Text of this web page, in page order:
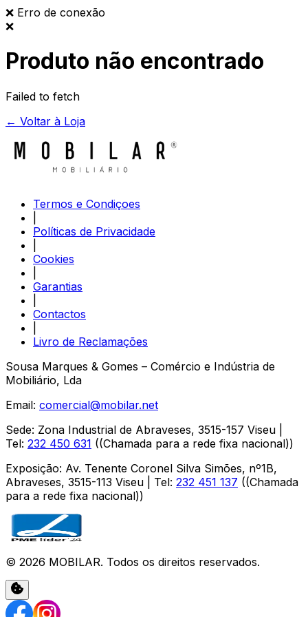
❌ Erro de conexão
❌
Produto não encontrado
Failed to fetch
← Voltar à Loja
Termos e Condiçoes
Políticas de Privacidade
Cookies
Garantias
Contactos
Livro de Reclamações
Sousa Marques & Gomes – Comércio e Indústria de
Mobiliário, Lda
Email: comercial@mobilar.net
Sede: Zona Industrial de Abraveses, 3515-157 Viseu
Tel: 232 450 631 ((Chamada para a rede fixa nacional))
Exposição: Av. Tenente Coronel Silva Simões, nº1B,
Abraveses, 3515-113 Viseu | Tel: 232 451 137 ((Chamada
para a rede fixa nacional))
© 2026 MOBILAR. Todos os direitos reservados.